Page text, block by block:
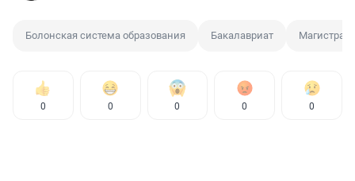
Болонская система образования Бакалавриат
0 0 0 0 0